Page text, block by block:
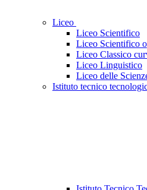
Liceo
Liceo Scientifico
Liceo Scientifico
Liceo Classico
Liceo Linguistico
Liceo delle
Istituto tecnico